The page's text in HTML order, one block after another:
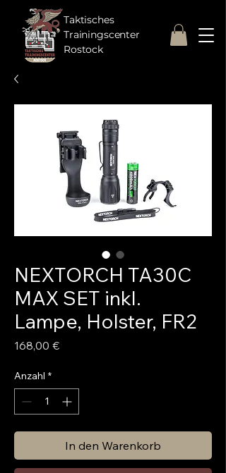
Taktisches
Trainingscenter
Rostock
NEXTORCH TA30C
MAX SET inkl.
Lampe, Holster, FR2
168,00 €Preis
Anzahl *
In den Warenkorb